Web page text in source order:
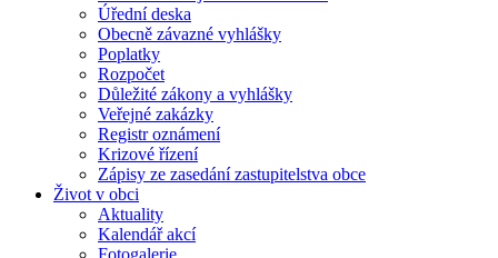
Úřední deska
Obecně závazné vyhlášky
Poplatky
Rozpočet
Důležité zákony a vyhlášky
Veřejné zakázky
Registr oznámení
Krizové řízení
Zápisy ze zasedání zastupitelstva obce
Život v obci
Aktuality
Kalendář akcí
Fotogalerie